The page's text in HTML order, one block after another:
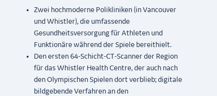
Zwei hochmoderne Polikliniken (in Vancouver
und Whistler), die umfassende
Gesundheitsversorgung für Athleten und
Funktionäre während der Spiele bereithielt.
Den ersten 64-Schicht-CT-Scanner der Region
für das Whistler Health Centre, der auch nach
den Olympischen Spielen dort verblieb; digitale
bildgebende Verfahren an den